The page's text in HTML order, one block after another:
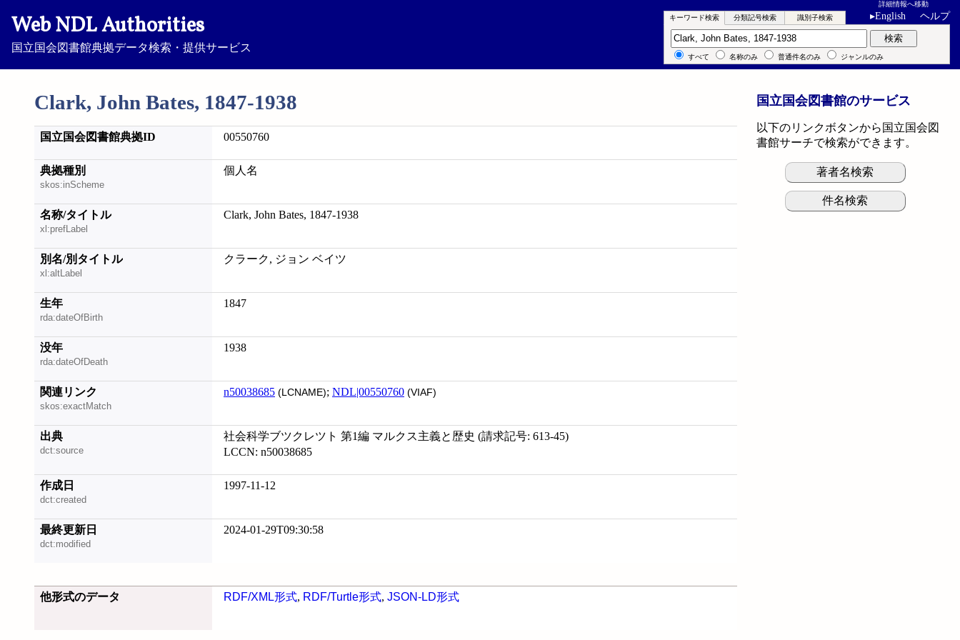
Web NDL Authorities
国立国会図書館典拠データ検索・提供サービス
詳細情報へ移動
▸English ヘルプ
Clark, John Bates, 1847-1938
キーワード検索 分類記号検索 識別子検索
キーワード検索 検索
すべて 名称のみ 普通件名のみ ジャンルのみ
国立国会図書館典拠ID 00550760
典拠種別
skos:inScheme
個人名
名称/タイトル
xl:prefLabel
Clark, John Bates, 1847-1938
別名/別タイトル
xl:altLabel
クラーク, ジョン ベイツ
生年
rda:dateOfBirth
1847
没年
rda:dateOfDeath
1938
関連リンク
skos:exactMatch
n50038685 (LCNAME); NDL|00550760 (VIAF)
出典
dct:source
社会科学ブツクレツト 第1編 マルクス主義と歴史 (請求記号: 613-45)
LCCN: n50038685
作成日
dct:created
1997-11-12
最終更新日
dct:modified
2024-01-29T09:30:58
他形式のデータ RDF/XML形式, RDF/Turtle形式, JSON-LD形式
国立国会図書館のサービス
以下のリンクボタンから国立国会図
書館サーチで検索ができます。
著者名検索
件名検索